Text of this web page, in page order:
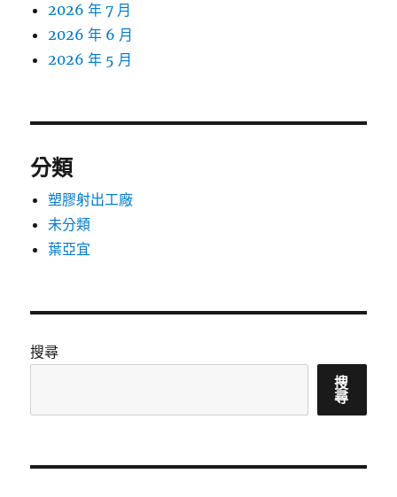
2026 年 7 月
2026 年 6 月
2026 年 5 月
分類
塑膠射出工廠
未分類
葉亞宜
搜尋
搜
尋